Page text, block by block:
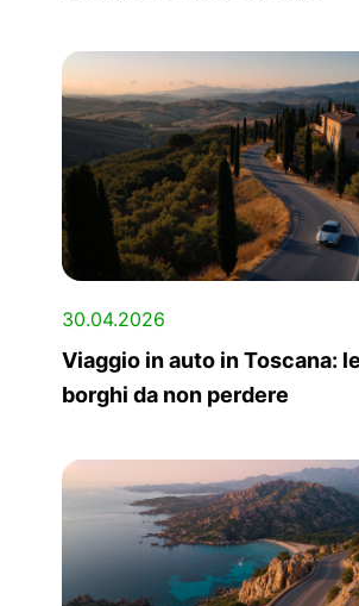
30.04.2026
Viaggio in auto in Toscana:
borghi da non perdere